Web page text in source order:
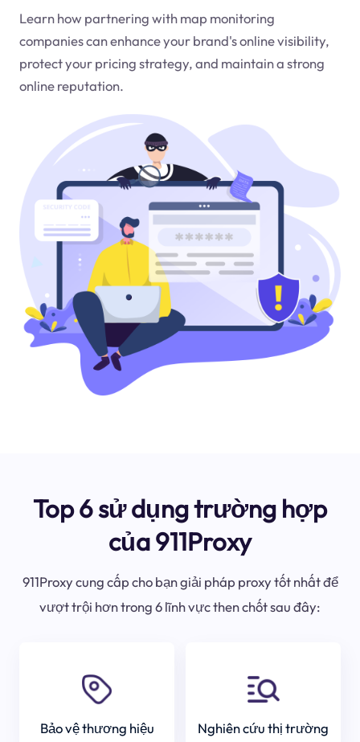
Learn how partnering with map monitoring
companies can enhance your brand's online visibility,
protect your pricing strategy, and maintain a strong
online reputation.
Top 6 sử dụng trường hợp
của 911Proxy
911Proxy cung cấp cho bạn giải pháp proxy tốt nhất để
vượt trội hơn trong 6 lĩnh vực then chốt sau đây:
Bảo vệ thương hiệu Nghiên cứu thị trường